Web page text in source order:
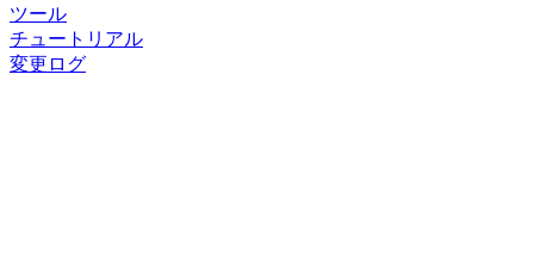
ツール
チュートリアル
変更ログ